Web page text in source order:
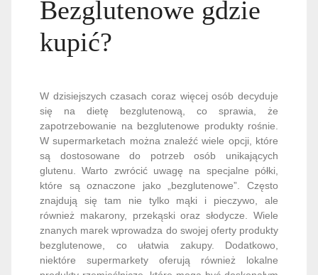
Bezglutenowe gdzie
kupić?
W dzisiejszych czasach coraz więcej osób decyduje
się na dietę bezglutenową, co sprawia, że
zapotrzebowanie na bezglutenowe produkty rośnie.
W supermarketach można znaleźć wiele opcji, które
są dostosowane do potrzeb osób unikających
glutenu. Warto zwrócić uwagę na specjalne półki,
które są oznaczone jako „bezglutenowe”. Często
znajdują się tam nie tylko mąki i pieczywo, ale
również makarony, przekąski oraz słodycze. Wiele
znanych marek wprowadza do swojej oferty produkty
bezglutenowe, co ułatwia zakupy. Dodatkowo,
niektóre supermarkety oferują również lokalne